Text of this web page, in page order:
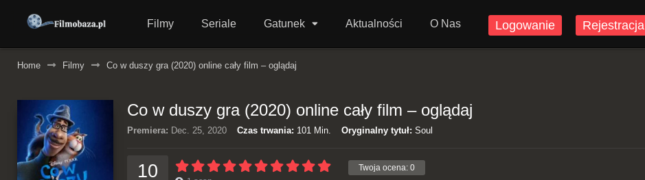
Filmy Seriale Gatunek Aktualności O Nas Logowanie Rejestracja
Home Filmy Co w duszy gra (2020) online cały film – oglądaj
Co w duszy gra (2020) online cały film – oglądaj
Premiera: Dec. 25, 2020 Czas trwania: 101 Min. Oryginalny tytuł: Soul
Twoja ocena: 0
10